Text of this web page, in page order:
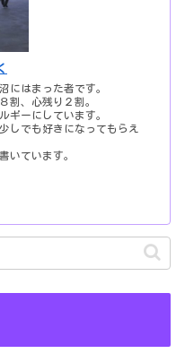
にはまった者です。
割、心残り２割。
ギーにしています。
しでも好きになってもらえ
いています。